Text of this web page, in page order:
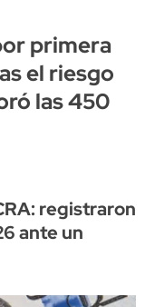
primera
el riesgo
las 450
registraron
ante un